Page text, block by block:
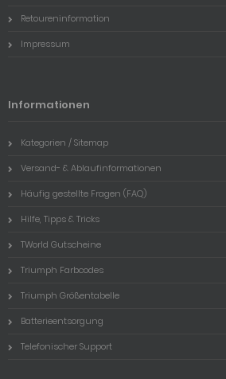
Retoureninformation
Impressum
Informationen
Kategorien / Sitemap
Versand- & Ablaufinformationen
Häufig gestellte Fragen (FAQ)
Hilfe, Tipps & Tricks
TWorld Gutscheine
Triumph Farbcodes
Triumph Größentabelle
Batterieentsorgung
Telefonischer Support